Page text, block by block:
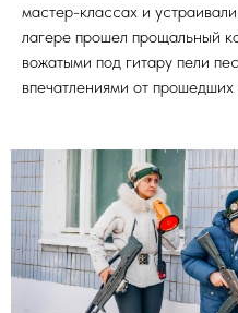
мастер-классах и
лагере прошел прощальный
вожатыми под гитару пели
впечатлениями от прошедших